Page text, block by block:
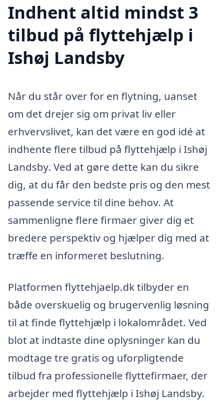
Indhent altid mindst 3
tilbud på flyttehjælp i
Ishøj Landsby
Når du står over for en flytning, uanset
om det drejer sig om privat liv eller
erhvervslivet, kan det være en god idé at
indhente flere tilbud på flyttehjælp i Ishøj
Landsby. Ved at gøre dette kan du sikre
dig, at du får den bedste pris og den mest
passende service til dine behov. At
sammenligne flere firmaer giver dig et
bredere perspektiv og hjælper dig med at
træffe en informeret beslutning.
Platformen flyttehjaelp.dk tilbyder en
både overskuelig og brugervenlig løsning
til at finde flyttehjælp i lokalområdet. Ved
blot at indtaste dine oplysninger kan du
modtage tre gratis og uforpligtende
tilbud fra professionelle flyttefirmaer, der
arbejder med flyttehjælp i Ishøj Landsby.